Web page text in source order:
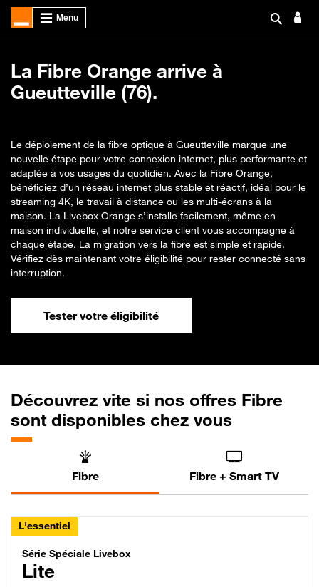
La Fibre Orange arrive à
Gueutteville (76).
Le déploiement de la fibre optique à Gueutteville marque une
nouvelle étape pour votre connexion internet, plus performante et
adaptée à vos usages du quotidien. Avec la Fibre Orange,
bénéficiez d’un réseau internet plus stable et réactif, idéal pour le
streaming 4K, le travail à distance ou les multi-écrans à la
maison. La Livebox Orange s’installe facilement, même en
maison individuelle, et notre service client vous accompagne à
chaque étape. La migration vers la fibre est simple et rapide.
Vérifiez dès maintenant votre éligibilité pour rester connecté sans
interruption.
Tester votre éligibilité
Découvrez vite si nos offres Fibre
sont disponibles chez vous
Fibre Fibre + Smart TV
L'essentiel
Série Spéciale Livebox Lite Fibre
Série Spéciale Livebox
Lite